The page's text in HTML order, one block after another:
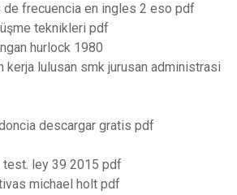
de frecuencia en ingles 2 eso pdf
teknikleri pdf
hurlock 1980
kerja lulusan smk jurusan administrasi
descargar gratis pdf
ley 39 2015 pdf
michael holt pdf